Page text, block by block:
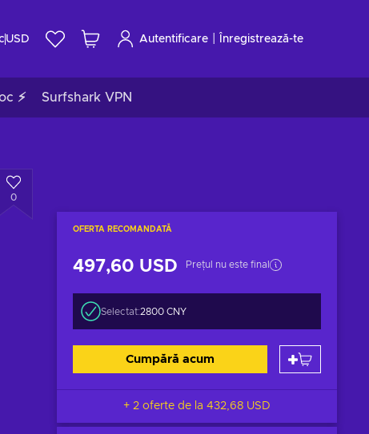
USD Autentificare Înregistrează-te
⚡ Surfshark VPN
0
OFERTA RECOMANDATĂ
497,60 USD Prețul nu este final
Selectat:2800 CNY
Cumpără acum
+ 2 oferte de la 432,68 USD